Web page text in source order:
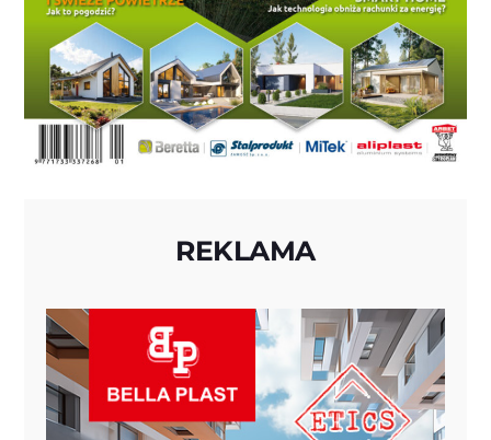
REKLAMA